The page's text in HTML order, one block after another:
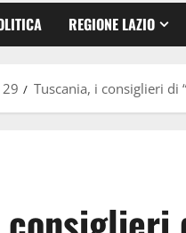
REGIONE LAZIO
29 Tuscania, i consiglieri di